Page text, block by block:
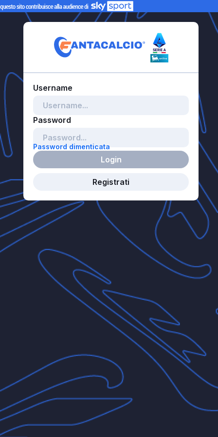
Password dimenticata
Login
Registrati